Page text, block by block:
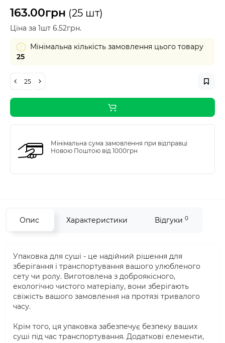
163.00грн (25 шт)
Ціна за 1шт 6.52грн.
Мінімальна кількість замовлення цього товару
25
Мінімальна сума замовлення при відправці
Новою Поштою від 1000грн
Опис Характеристики Відгуки 0
Упаковка для суші - це надійний рішення для
зберігання і транспортування вашого улюбленого
сету чи ролу. Виготовлена з доброякісного,
екологічно чистого матеріалу, вони зберігають
свіжість вашого замовлення на протязі тривалого
часу.
Крім того, ця упаковка забезпечує безпеку ваших
суші під час транспортування. Додаткові елементи,